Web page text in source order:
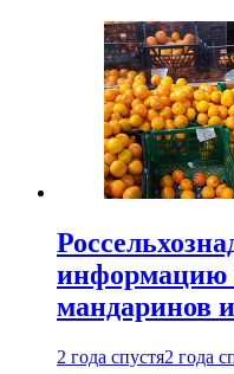
информацию
мандаринов
2 года спустя2 года